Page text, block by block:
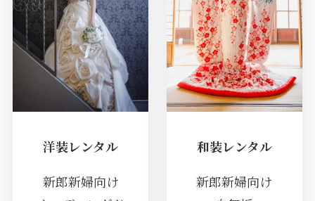
洋装レンタル
新郎新婦向け
和装レンタル
新郎新婦向け